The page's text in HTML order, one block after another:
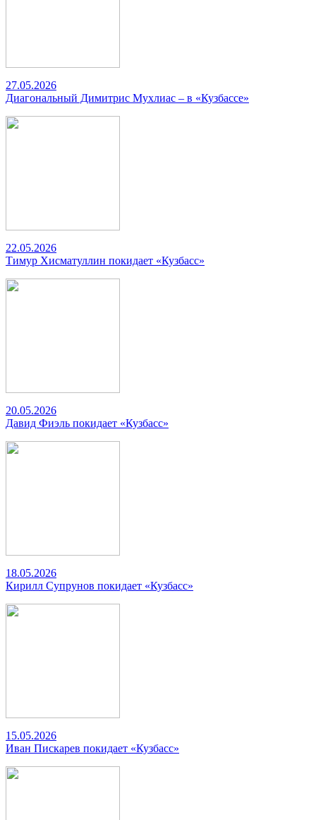
27.05.2026
Диагональный Димитрис Мухлиас – в «Кузбассе»
22.05.2026
Тимур Хисматуллин покидает «Кузбасс»
20.05.2026
Давид Фиэль покидает «Кузбасс»
18.05.2026
Кирилл Супрунов покидает «Кузбасс»
15.05.2026
Иван Пискарев покидает «Кузбасс»